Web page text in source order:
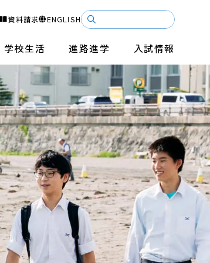
学校生活 進路進学 入試情報
資料請求 ENGLISH